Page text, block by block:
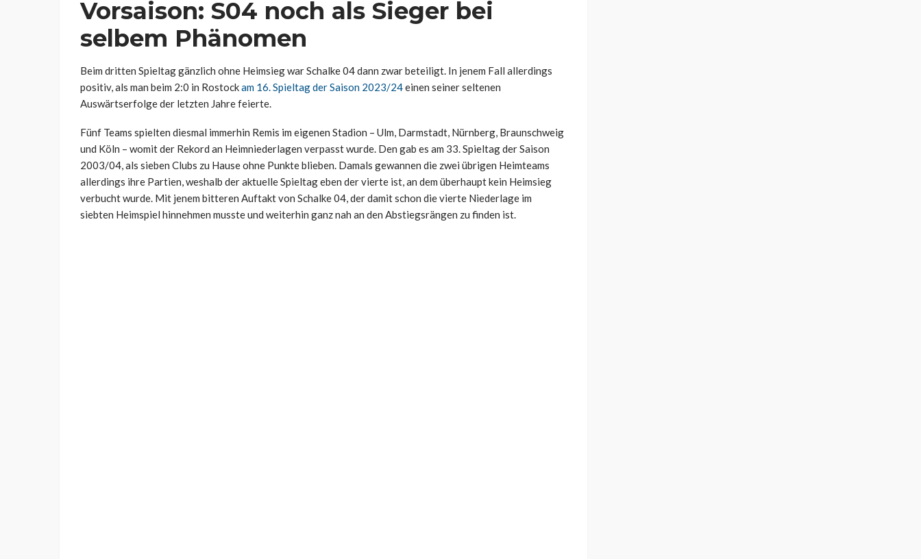
Vorsaison: S04 noch als Sieger bei
selbem Phänomen
Beim dritten Spieltag gänzlich ohne Heimsieg war Schalke 04 dann zwar beteiligt. In jenem Fall allerdings
positiv, als man beim 2:0 in Rostockam 16. Spieltag der Saison 2023/24einen seiner seltenen
Auswärtserfolge der letzten Jahre feierte.
Fünf Teams spielten diesmal immerhin Remis im eigenen Stadion – Ulm, Darmstadt, Nürnberg, Braunschweig
und Köln – womit der Rekord an Heimniederlagen verpasst wurde. Den gab es am 33. Spieltag der Saison
2003/04, als sieben Clubs zu Hause ohne Punkte blieben. Damals gewannen die zwei übrigen Heimteams
allerdings ihre Partien, weshalb der aktuelle Spieltag eben der vierte ist, an dem überhaupt kein Heimsieg
verbucht wurde. Mit jenem bitteren Auftakt von Schalke 04, der damit schon die vierte Niederlage im
siebten Heimspiel hinnehmen musste und weiterhin ganz nah an den Abstiegsrängen zu finden ist.